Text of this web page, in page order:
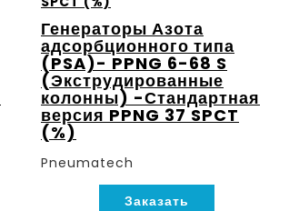
Генераторы Азота
адсорбционного типа
(PSA)- PPNG 6-68 S
(Экструдированные
колонны) -Стандартная
версия PPNG 37 SPCT
(%)
Pneumatech
Заказать